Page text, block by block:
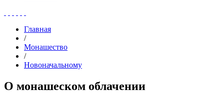
Главная
/
Монашество
/
Новоначальному
О монашеском облачении